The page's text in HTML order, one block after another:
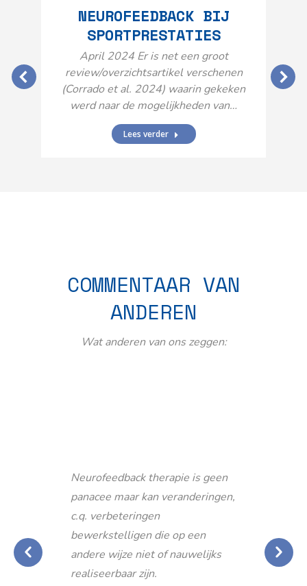
NEUROFEEDBACK BIJ
SPORTPRESTATIES
April 2024 Er is net een groot
review/overzichtsartikel verschenen
(Corrado et al. 2024) waarin gekeken
werd naar de mogelijkheden van…
Lees verder
COMMENTAAR VAN
ANDEREN
Wat anderen van ons zeggen:
Neurofeedback therapie is geen
panacee maar kan veranderingen,
c.q. verbeteringen
bewerkstelligen die op een
andere wijze niet of nauwelijks
realiseerbaar zijn.